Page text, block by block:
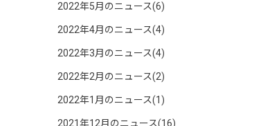
2022年5月のニュース(6)
2022年4月のニュース(4)
2022年3月のニュース(4)
2022年2月のニュース(2)
2022年1月のニュース(1)
2021年12月のニュース(16)